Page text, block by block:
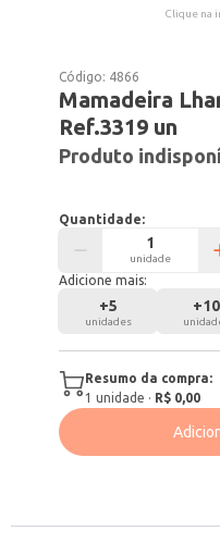
Clique na
Código: 4866
Mamadeira
Ref.3319 un
Produto
Quantidade:
unidade
Adicione mais:
+5
unidades
+10
Resumo da compra:
1 unidade · R$ 0,00